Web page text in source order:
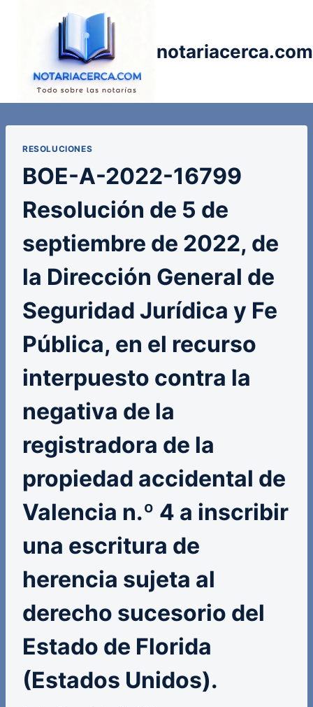
notariacerca.com
RESOLUCIONES
BOE-A-2022-16799
Resolución de 5 de
septiembre de 2022, de
la Dirección General de
Seguridad Jurídica y Fe
Pública, en el recurso
interpuesto contra la
negativa de la
registradora de la
propiedad accidental de
Valencia n.º 4 a inscribir
una escritura de
herencia sujeta al
derecho sucesorio del
Estado de Florida
(Estados Unidos).